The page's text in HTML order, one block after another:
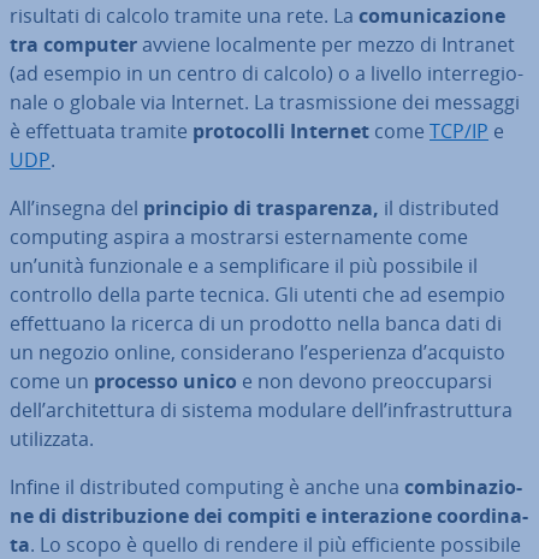
risultati di calcolo tramite una rete. La co­mu­ni­ca­zio­ne
tra computeravviene lo­cal­men­te per mezzo di Intranet
(ad esempio in un centro di calcolo) o a livello in­ter­re­gio­
na­le o globale via Internet. La tra­smis­sio­ne dei messaggi
è ef­fet­tua­ta tramite pro­to­col­li Internet come TCP/IP e
UDP.
All’insegna del principio di tra­spa­ren­za, il di­stri­bu­ted
computing aspira a mostrarsi ester­na­men­te come
un’unità fun­zio­na­le e a sem­pli­fi­ca­re il più possibile il
controllo della parte tecnica. Gli utenti che ad esempio
ef­fet­tua­no la ricerca di un prodotto nella banca dati di
un negozio online, con­si­de­ra­no l’espe­rien­za d’acquisto
come un processo unico e non devono pre­oc­cu­par­si
dell’ar­chi­tet­tu­ra di sistema modulare dell’in­fra­strut­tu­ra
uti­liz­za­ta.
Infine il di­stri­bu­ted computing è anche una com­bi­na­zio­
ne di di­stri­bu­zio­ne dei compiti e in­te­ra­zio­ne coor­di­na­
ta. Lo scopo è quello di rendere il più ef­fi­cien­te possibile